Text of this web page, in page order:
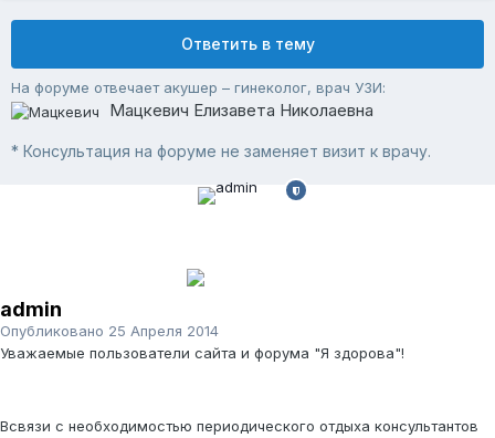
Ответить в тему
На форуме отвечает акушер – гинеколог, врач УЗИ:
Мацкевич Елизавета Николаевна
* Консультация на форуме не заменяет визит к врачу.
admin
Опубликовано 25 Апреля 2014
Уважаемые пользователи сайта и форума "Я здорова"!
Всвязи с необходимостью периодического отдыха консультантов